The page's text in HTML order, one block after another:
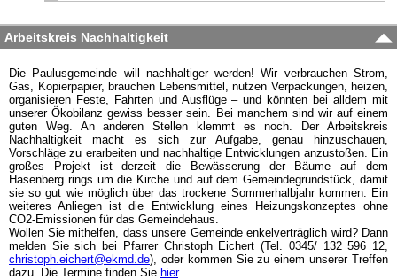
Arbeitskreis Nachhaltigkeit
Die Paulusgemeinde will nachhaltiger werden! Wir verbrauchen Strom,
Gas, Kopierpapier, brauchen Lebensmittel, nutzen Verpackungen, heizen,
organisieren Feste, Fahrten und Ausflüge – und könnten bei alldem mit
unserer Ökobilanz gewiss besser sein. Bei manchem sind wir auf einem
guten Weg. An anderen Stellen klemmt es noch. Der Arbeitskreis
Nachhaltigkeit macht es sich zur Aufgabe, genau hinzuschauen,
Vorschläge zu erarbeiten und nachhaltige Entwicklungen anzustoßen. Ein
großes Projekt ist derzeit die Bewässerung der Bäume auf dem
Hasenberg rings um die Kirche und auf dem Gemeindegrundstück, damit
sie so gut wie möglich über das trockene Sommerhalbjahr kommen. Ein
weiteres Anliegen ist die Entwicklung eines Heizungskonzeptes ohne
CO2-Emissionen für das Gemeindehaus.
Wollen Sie mithelfen, dass unsere Gemeinde enkelverträglich wird? Dann
melden Sie sich bei Pfarrer Christoph Eichert (Tel. 0345/ 132 596 12,
christoph.eichert@ekmd.de), oder kommen Sie zu einem unserer Treffen
dazu. Die Termine finden Sie hier.